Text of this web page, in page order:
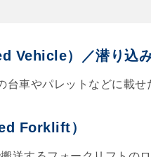
Vehicle）／潜り込
台車やパレットなどに載
Forklift）